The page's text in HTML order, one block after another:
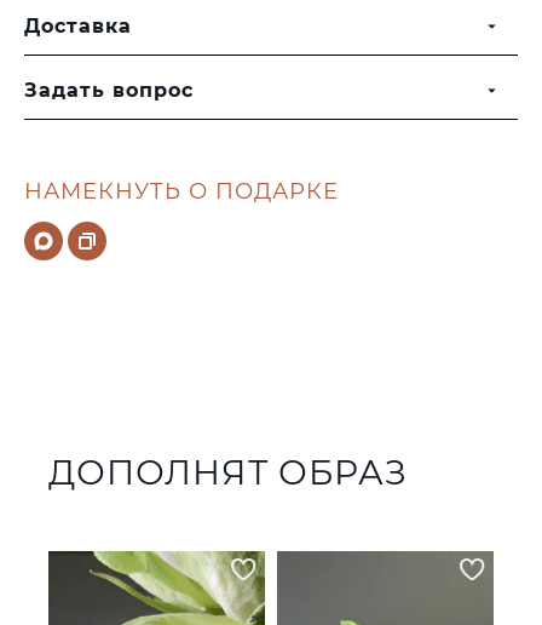
НАМЕКНУТЬ О ПОДАРКЕ
Доставка
Задать вопрос
ДОПОЛНЯТ ОБРАЗ